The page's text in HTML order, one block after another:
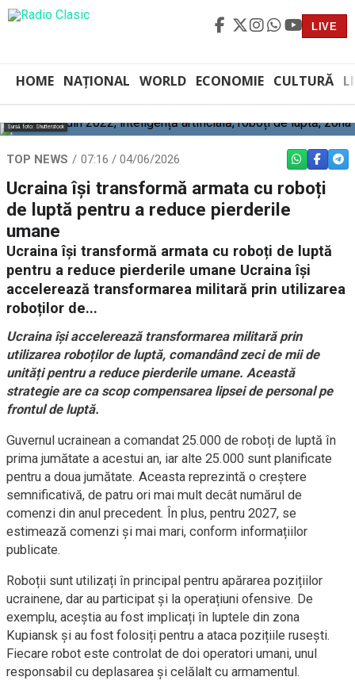
LIVE
HOME NAȚIONAL WORLD ECONOMIE CULTURĂ
Sursă foto: Shutterstock
TOP NEWS 07:16 / 04/06/2026 WHATSAPP
Ucraina își transformă armata cu roboți
de luptă pentru a reduce pierderile
umane
Ucraina își transformă armata cu roboți de luptă
pentru a reduce pierderile umane Ucraina își
accelerează transformarea militară prin utilizarea
roboților de...
Ucraina își accelerează transformarea militară prin
utilizarea roboților de luptă, comandând zeci de mii de
unități pentru a reduce pierderile umane. Această
strategie are ca scop compensarea lipsei de personal pe
frontul de luptă.
Guvernul ucrainean a comandat 25.000 de roboți de luptă în
prima jumătate a acestui an, iar alte 25.000 sunt planificate
pentru a doua jumătate. Aceasta reprezintă o creștere
semnificativă, de patru ori mai mult decât numărul de
comenzi din anul precedent. În plus, pentru 2027, se
estimează comenzi și mai mari, conform informațiilor
publicate.
Roboții sunt utilizați în principal pentru apărarea pozițiilor
ucrainene, dar au participat și la operațiuni ofensive. De
exemplu, aceștia au fost implicați în luptele din zona
Kupiansk și au fost folosiți pentru a ataca pozițiile rusești.
Fiecare robot este controlat de doi operatori umani, unul
responsabil cu deplasarea și celălalt cu armamentul.